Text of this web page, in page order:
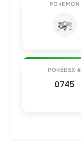
POKEMON
POKÉDEX #
0745